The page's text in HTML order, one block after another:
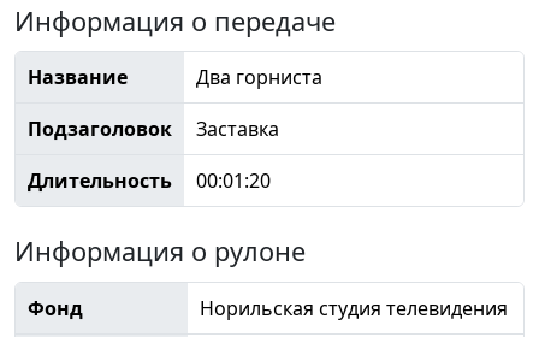
Информация о передаче
Название
Два горниста
Подзаголовок
Заставка
Длительность
00:01:20
Информация о рулоне
Фонд
Норильская студия телевидения